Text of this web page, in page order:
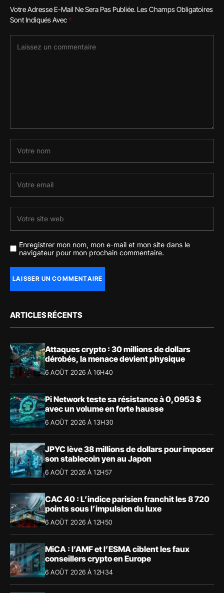
Votre Adresse E-Mail Ne Sera Pas Publiée. Les Champs Obligatoires
Sont Indiqués Avec*
Enregistrer mon nom, mon e-mail et mon site dans le
navigateur pour mon prochain commentaire.
ARTICLES RÉCENTS
Attaques crypto : 30 millions de dollars
dérobés, la menace devient physique
6 AOÛT 2026 À 16H40
Pi Network teste sa résistance à 0,0953 $
avec un volume en forte hausse
6 AOÛT 2026 À 13H30
JPYC lève 38 millions de dollars pour imposer
son stablecoin yen au Japon
6 AOÛT 2026 À 12H57
CAC 40 : L’indice parisien franchit les 8 720
points sous l’impulsion du luxe
6 AOÛT 2026 À 12H50
MiCA : l’AMF et l’ESMA ciblent les faux
conseillers crypto en Europe
6 AOÛT 2026 À 12H34